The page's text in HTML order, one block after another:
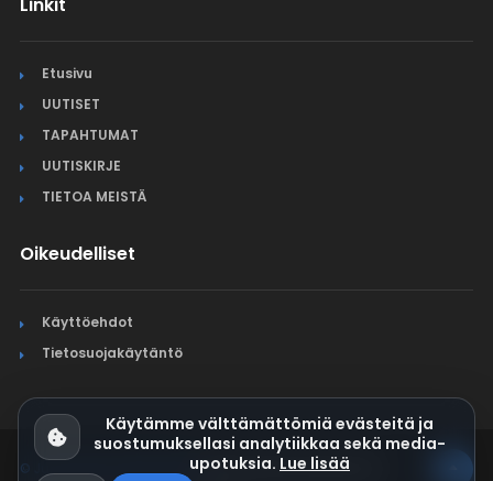
Etusivu
UUTISET
TAPAHTUMAT
UUTISKIRJE
TIETOA MEISTÄ
Oikeudelliset
Käyttöehdot
Tietosuojakäytäntö
© Jura Synchro 2015-2026. Kaikki oikeudet pidätetään.
Käytämme välttämättömiä evästeitä ja
suostumuksellasi analytiikkaa sekä media-
upotuksia. Lue lisää